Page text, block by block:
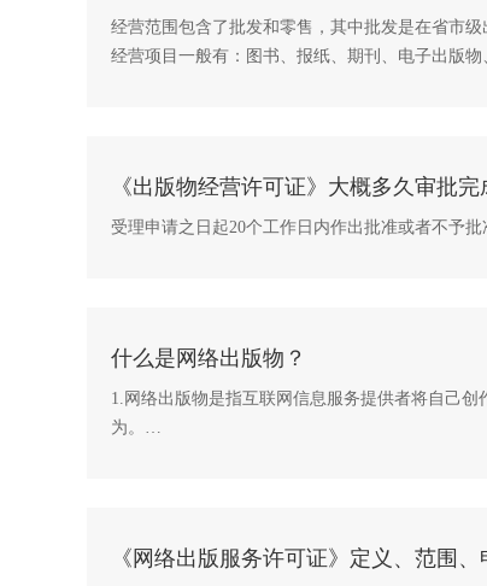
经营范围包含了批发和零售，其中批发是在省市
经营项目一般有：图书、报纸、期刊、电子出版物
《出版物经营许可证》大概多久审批完
受理申请之日起20个工作日内作出批准或者不予
什么是网络出版物？
1.网络出版物是指互联网信息服务提供者将自己
为。
《网络出版服务许可证》定义、范围